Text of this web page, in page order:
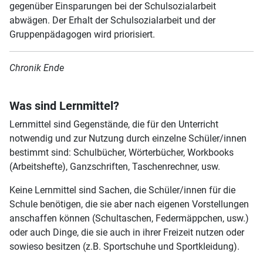
gegenüber Einsparungen bei der Schulsozialarbeit
abwägen. Der Erhalt der Schulsozialarbeit und der
Gruppenpädagogen wird priorisiert.
Chronik Ende
Was sind Lernmittel?
Lernmittel sind Gegenstände, die für den Unterricht
notwendig und zur Nutzung durch einzelne Schüler/innen
bestimmt sind: Schulbücher, Wörterbücher, Workbooks
(Arbeitshefte), Ganzschriften, Taschenrechner, usw.
Keine Lernmittel sind Sachen, die Schüler/innen für die
Schule benötigen, die sie aber nach eigenen Vorstellungen
anschaffen können (Schultaschen, Federmäppchen, usw.)
oder auch Dinge, die sie auch in ihrer Freizeit nutzen oder
sowieso besitzen (z.B. Sportschuhe und Sportkleidung).